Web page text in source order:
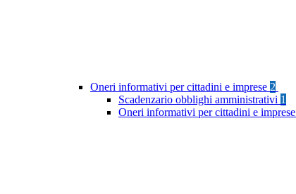
Oneri informativi per cittadini e imprese 2
Scadenzario obblighi amministrativi 1
Oneri informativi per cittadini e imprese